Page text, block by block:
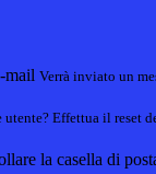
mail Verrà inviato un
Effettua il reset
la casella di